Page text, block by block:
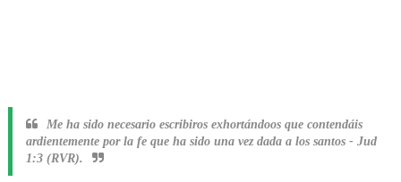
Me ha sido necesario escribiros exhortándoos que contendáis
ardientemente por la fe que ha sido una vez dada a los santos - Jud
1:3 (RVR).